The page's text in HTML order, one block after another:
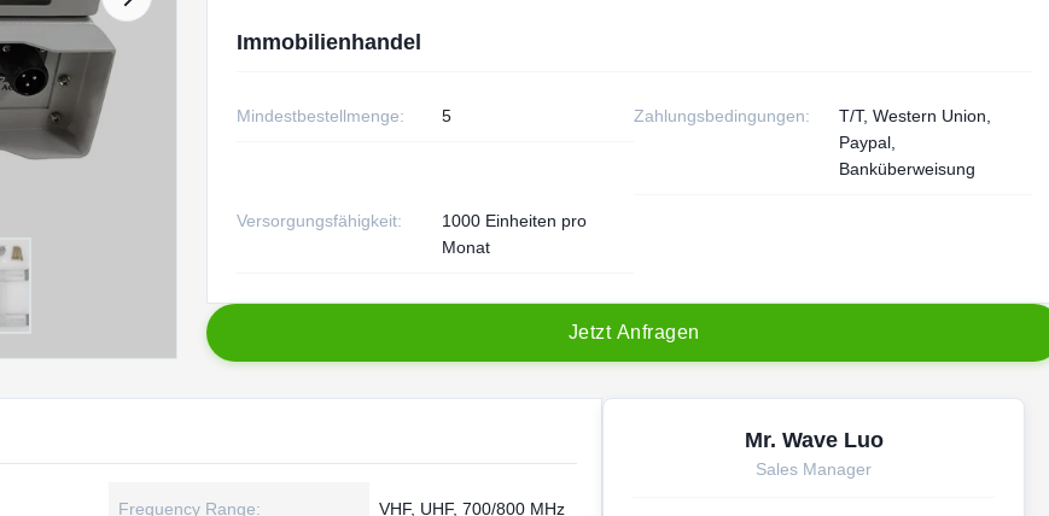
Immobilienhandel
Mindestbestellmenge: 5 Zahlungsbedingungen:
T/T, Western Union,
Paypal,
Banküberweisung
Versorgungsfähigkeit:
1000 Einheiten pro
Monat
Jetzt Anfragen
Frequency Range: VHF, UHF, 700/800 MHz
Mr. Wave Luo
Sales Manager